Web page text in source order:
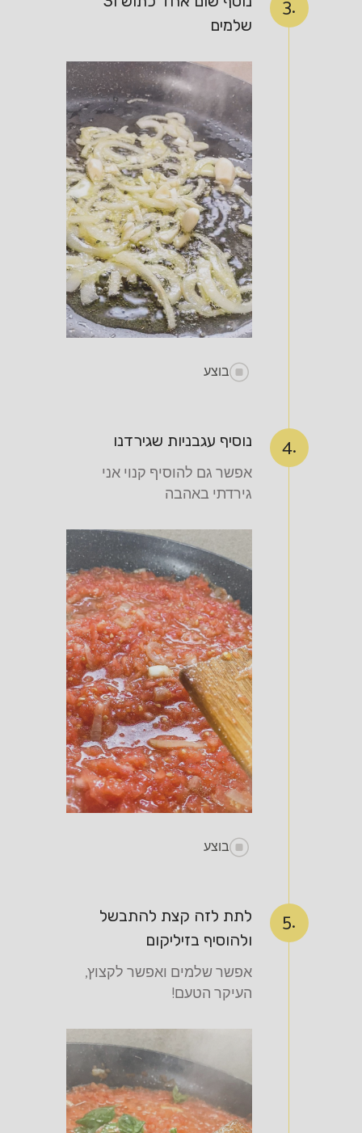
3.
שלמים
בוצע
4. נוסיף עגבניות שגירדנו
אפשר גם להוסיף קנוי אני
גירדתי באהבה
בוצע
5.
לתת לזה קצת להתבשל
ולהוסיף בזיליקום
אפשר שלמים ואפשר לקצוץ,
העיקר הטעם!